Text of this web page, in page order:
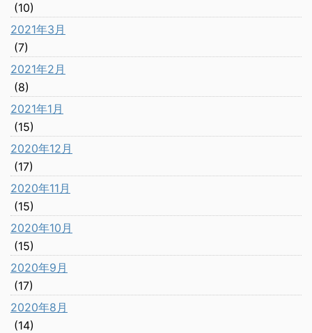
(10)
2021年3月
(7)
2021年2月
(8)
2021年1月
(15)
2020年12月
(17)
2020年11月
(15)
2020年10月
(15)
2020年9月
(17)
2020年8月
(14)